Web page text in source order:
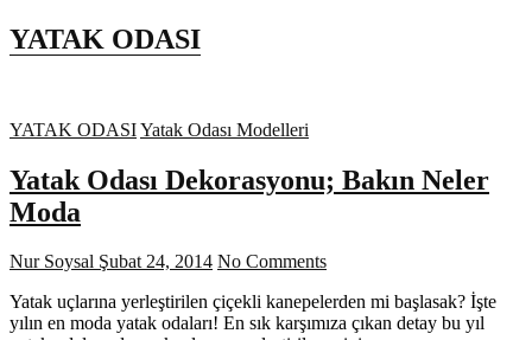
YATAK ODASI
YATAK ODASIYatak Odası Modelleri
Yatak Odası Dekorasyonu; Bakın Neler
Moda
Nur Soysal Şubat 24, 2014 No Comments
Yatak uçlarına yerleştirilen çiçekli kanepelerden mi başlasak? İşte
yılın en moda yatak odaları! En sık karşımıza çıkan detay bu yıl